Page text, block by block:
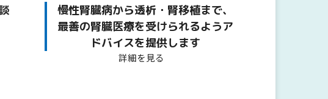
慢性腎臓病から透析・腎移植まで、
最善の腎臓医療を受けられるようア
ドバイスを提供します
詳細を見る